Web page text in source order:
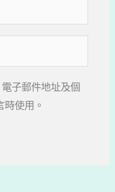
子郵件地址及個
使用。